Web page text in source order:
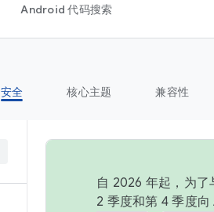
Android 代码搜索
安全 核心主题 兼容性
自 2026 年起，为
2 季度和第 4 季度